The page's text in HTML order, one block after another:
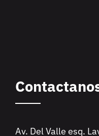
Av. Del Valle esq.